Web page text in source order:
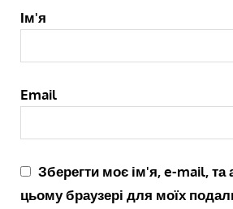
Ім'я
Email
Зберегти моє ім'я, e-mail, та
цьому браузері для моїх